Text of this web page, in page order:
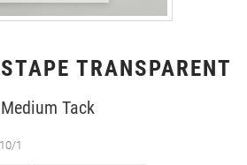
TRANSPARENT
Tack
1